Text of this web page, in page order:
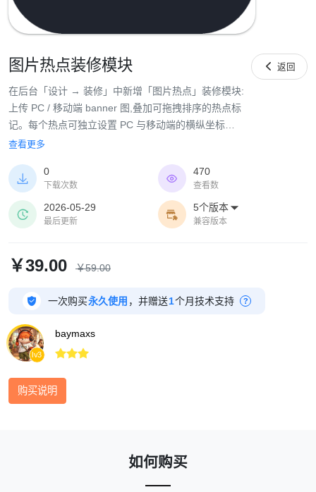
图片热点装修模块
在后台「设计 → 装修」中新增「图片热点」装修模块:
上传 PC / 移动端 banner 图,叠加可拖拽排序的热点标
记。每个热点可独立设置 PC 与移动端的横纵坐标、
标记图标(或自定义图片)、标记大小、标题与简短描
击热点即可展开图文气泡,可叠加蒙层颜色。
查看更多
 返回

0
下载次数

470
查看数

2026-05-29
最后更新

5个版本 
兼容版本
￥39.00 ￥59.00
 一次购买永久使用 ，并赠送1个月技术支持 ?
lv3
baymaxs

购买说明
如何购买